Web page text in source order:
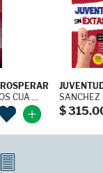
CUA ...
SANCHEZ
$